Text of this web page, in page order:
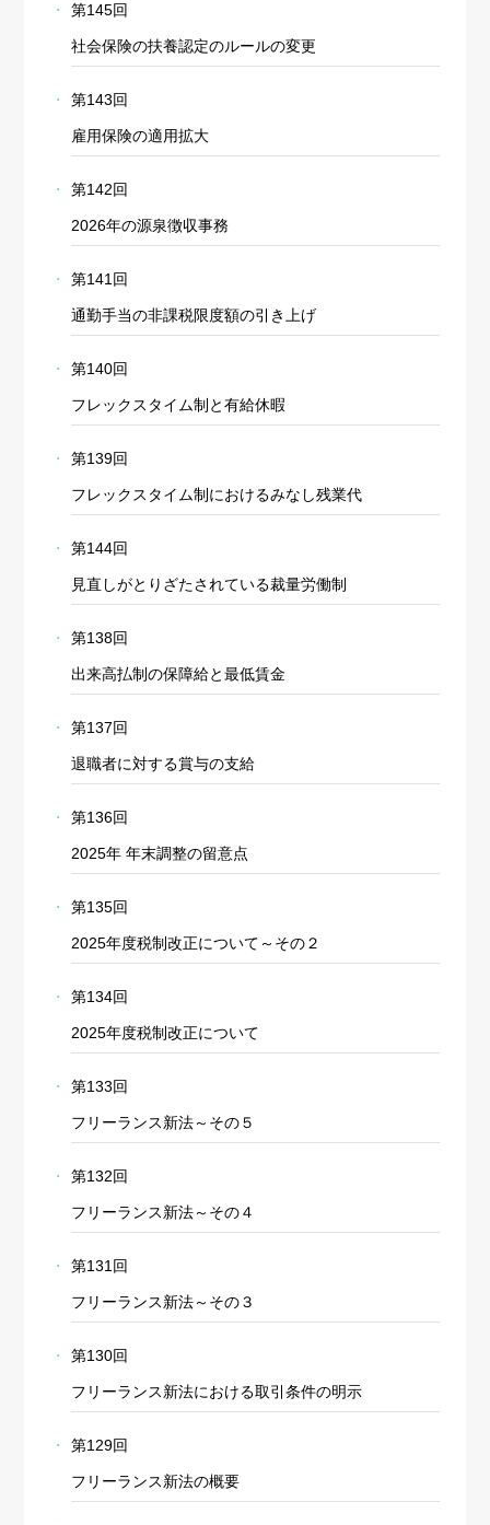
第145回
社会保険の扶養認定のルールの変更
第143回
雇用保険の適用拡大
第142回
2026年の源泉徴収事務
第141回
通勤手当の非課税限度額の引き上げ
第140回
フレックスタイム制と有給休暇
第139回
フレックスタイム制におけるみなし残業代
第144回
見直しがとりざたされている裁量労働制
第138回
出来高払制の保障給と最低賃金
第137回
退職者に対する賞与の支給
第136回
2025年 年末調整の留意点
第135回
2025年度税制改正について～その２
第134回
2025年度税制改正について
第133回
フリーランス新法～その５
第132回
フリーランス新法～その４
第131回
フリーランス新法～その３
第130回
フリーランス新法における取引条件の明示
第129回
フリーランス新法の概要